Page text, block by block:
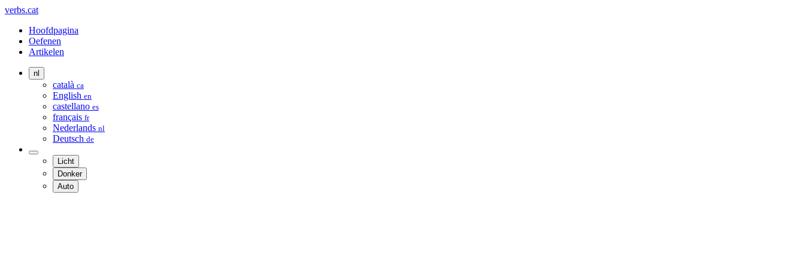
verbs.cat
Hoofdpagina
Oefenen
Artikelen
nl
català ca
English en
castellano es
français fr
Nederlands nl
Deutsch de
Licht
Donker
Auto